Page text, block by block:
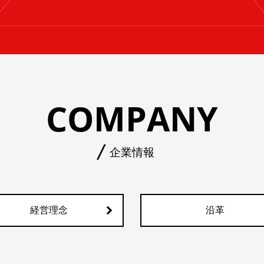
COMPANY
企業情報
経営理念 沿革